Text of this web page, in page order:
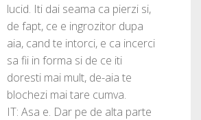
lucid. Iti dai seama ca pierzi si,
de fapt, ce e ingrozitor dupa
aia, cand te intorci, e ca incerci
sa fii in forma si de ce iti
doresti mai mult, de-aia te
blochezi mai tare cumva.
IT: Asa e. Dar pe de alta parte